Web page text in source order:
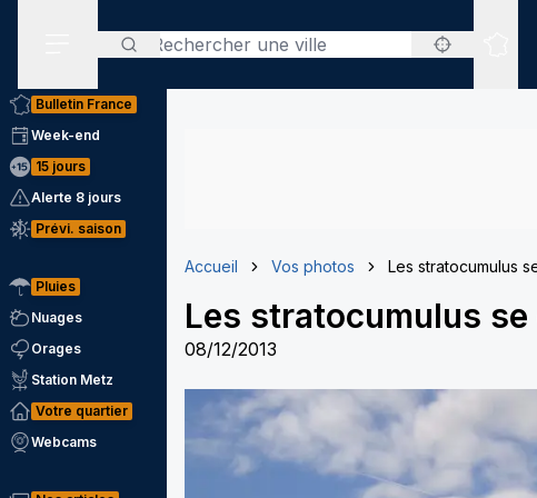
Rechercher
Bulletin France
Week-end
15 jours
Alerte 8 jours
Prévi. saison
Pluies
Nuages
Orages
Station Metz
Votre quartier
Webcams
Accueil Vos photos Les stratocumulus
Les stratocumulus
08/12/2013